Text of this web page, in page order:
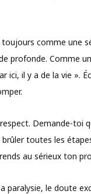
comme une
profonde. Comme
ici, il y a de la vie ».
Demande-toi
toutes les
au sérieux ton
paralysie, le doute